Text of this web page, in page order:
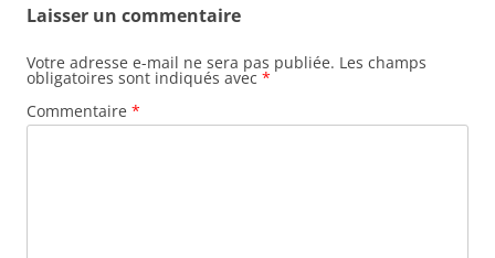
Laisser un commentaire
Votre adresse e-mail ne sera pas publiée. Les champs
obligatoires sont indiqués avec *
Commentaire *